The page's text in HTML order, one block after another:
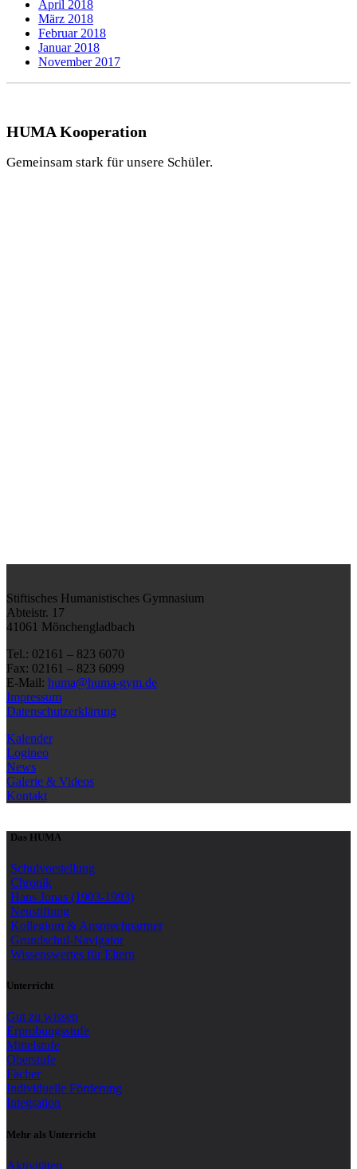
April 2018
März 2018
Februar 2018
Januar 2018
November 2017
HUMA Kooperation
Gemeinsam stark für unsere Schüler.
Stiftisches Humanistisches Gymnasium
Abteistr. 17
41061 Mönchengladbach
Tel.: 02161 – 823 6070
Fax: 02161 – 823 6099
E-Mail: huma@huma-gym.de
Impressum
Datenschutzerklärung
Kalender
Logineo
News
Galerie & Videos
Kontakt
Das HUMA
Schulvorstellung
Chronik
Hans Jonas (1903-1993)
Neustiftung
Kollegium & Ansprechpartner
Grundschul-Navigator
Wissenswertes für Eltern
Unterricht
Gut zu wissen
Erprobungsstufe
Mittelstufe
Oberstufe
Fächer
Individuelle Förderung
Integration
Mehr als Unterricht
Aktivitäten